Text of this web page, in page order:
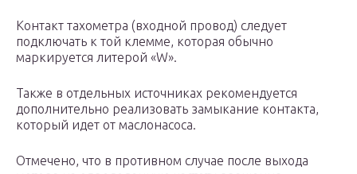
Контакт тахометра (входной провод) следует
подключать к той клемме, которая обычно
маркируется литерой «W».
Также в отдельных источниках рекомендуется
дополнительно реализовать замыкание контакта,
который идет от маслонасоса.
Отмечено, что в противном случае после выхода